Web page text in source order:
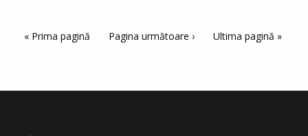
Paginație
Prima pagină
« Prima pagină Pagina următoare
Pagina următoare › Ultima pagină
Ultima pagină »